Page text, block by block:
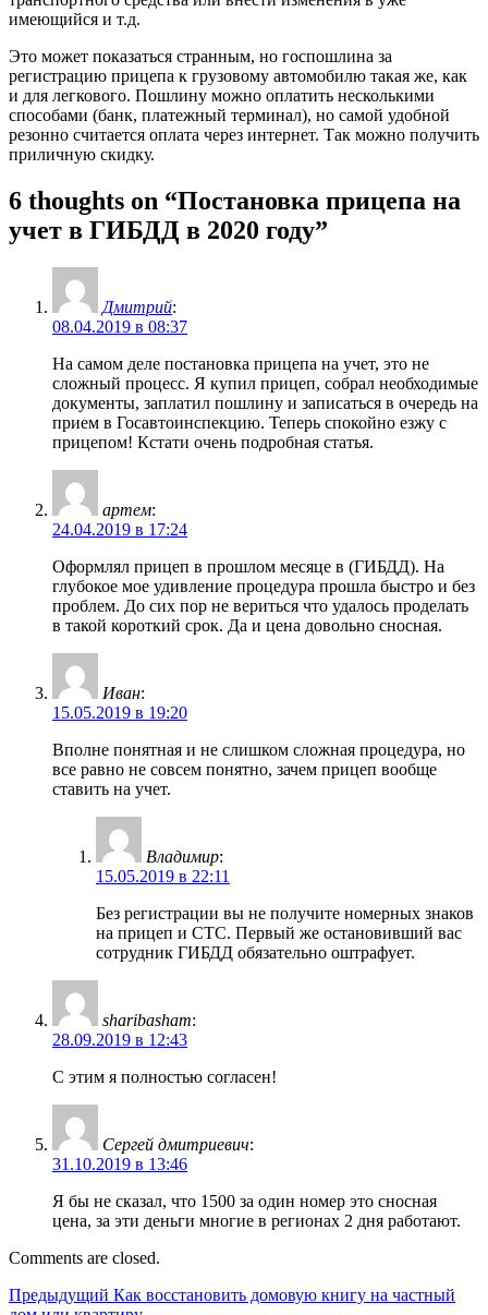
имеющийся и т.д.
Это может показаться странным, но госпошлина за
регистрацию прицепа к грузовому автомобилю такая же, как
и для легкового. Пошлину можно оплатить несколькими
способами (банк, платежный терминал), но самой удобной
резонно считается оплата через интернет. Так можно получить
приличную скидку.
6 thoughts on “Постановка прицепа на
учет в ГИБДД в 2020 году”
Дмитрий:
08.04.2019 в 08:37
На самом деле постановка прицепа на учет, это не
сложный процесс. Я купил прицеп, собрал необходимые
документы, заплатил пошлину и записаться в очередь на
прием в Госавтоинспекцию. Теперь спокойно езжу с
прицепом! Кстати очень подробная статья.
артем:
24.04.2019 в 17:24
Оформлял прицеп в прошлом месяце в (ГИБДД). На
глубокое мое удивление процедура прошла быстро и без
проблем. До сих пор не вериться что удалось проделать
в такой короткий срок. Да и цена довольно сносная.
Иван:
15.05.2019 в 19:20
Вполне понятная и не слишком сложная процедура, но
все равно не совсем понятно, зачем прицеп вообще
ставить на учет.
Владимир:
15.05.2019 в 22:11
Без регистрации вы не получите номерных знаков
на прицеп и СТС. Первый же остановивший вас
сотрудник ГИБДД обязательно оштрафует.
sharibasham:
28.09.2019 в 12:43
С этим я полностью согласен!
Сергей дмитриевич:
31.10.2019 в 13:46
Я бы не сказал, что 1500 за один номер это сносная
цена, за эти деньги многие в регионах 2 дня работают.
Comments are closed.
Навигация
Предыдущий Предыдущий
Как восстановить домовую книгу на частный